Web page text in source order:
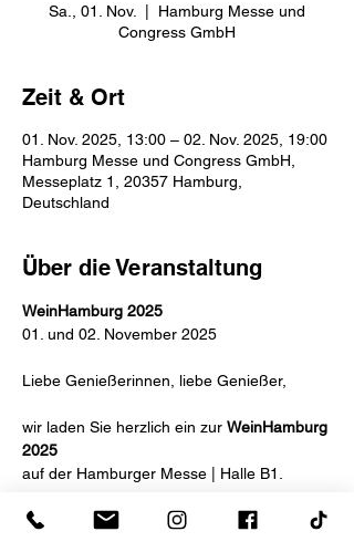
Sa., 01. Nov.
Hamburg Messe und
Congress GmbH
Zeit & Ort
01. Nov. 2025, 13:00 – 02. Nov. 2025, 19:00
Hamburg Messe und Congress GmbH,
Messeplatz 1, 20357 Hamburg,
Deutschland
Über die Veranstaltung
WeinHamburg 2025
01. und 02. November 2025
Liebe Genießerinnen, liebe Genießer,
wir laden Sie herzlich ein zur WeinHamburg
2025
auf der Hamburger Messe | Halle B1.
Öffnungszeiten